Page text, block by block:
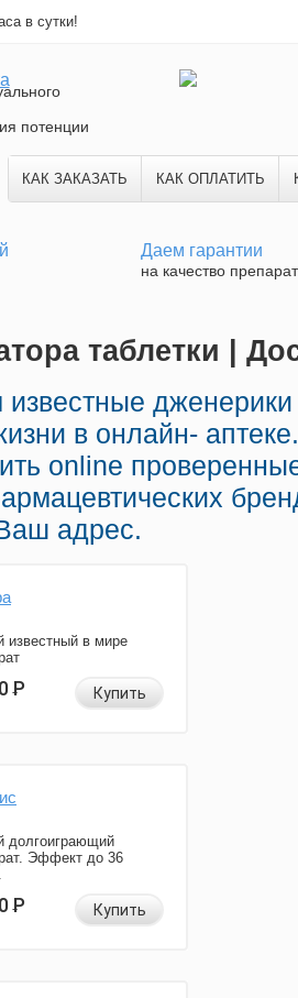
в сутки!
потенции
КАК ЗАКАЗАТЬ КАК ОПЛАТИТЬ
Даем гарантии
на качество
таблетки |
известные
в онлайн-
online
адрес.
известный в мире
Р Купить
долгоиграющий
Эффект до 36
Р Купить